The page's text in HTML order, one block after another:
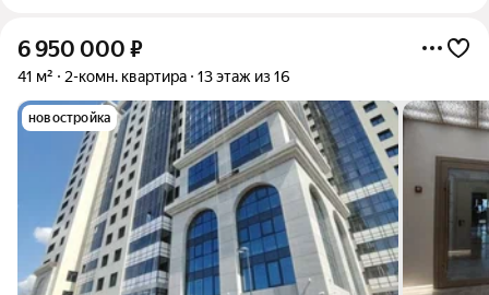
6 950 000 ₽
41 м² 2-комн. квартира 13 этаж из 16
новостройка